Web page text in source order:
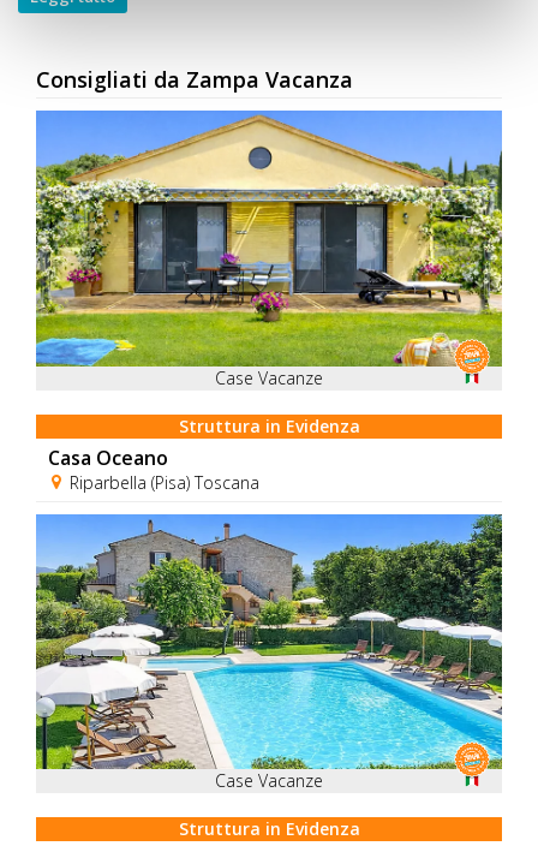
Consigliati da Zampa Vacanza
Case Vacanze
Struttura in Evidenza
Casa Oceano
Riparbella (Pisa) Toscana
Case Vacanze
Struttura in Evidenza